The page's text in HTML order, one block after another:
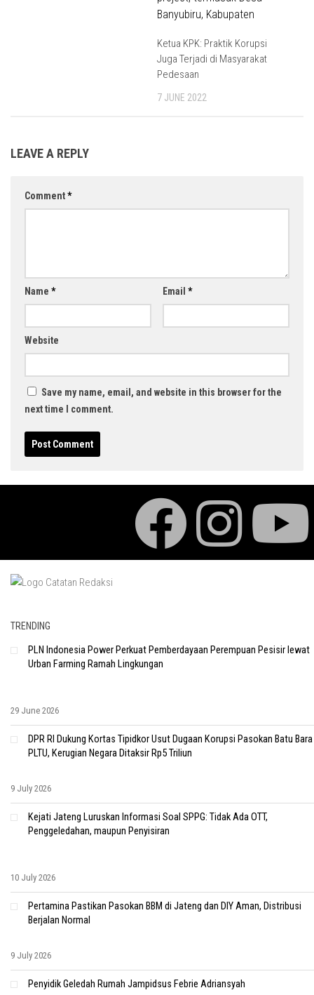
Ketua KPK: Praktik Korupsi
Juga Terjadi di Masyarakat
Pedesaan
7 JUNE 2022
LEAVE A REPLY
Comment*
Name * Email *
Website
Save my name, email, and website in this browser for the
next time I comment.
TRENDING
PLN Indonesia Power Perkuat Pemberdayaan Perempuan Pesisir lewat
Urban Farming Ramah Lingkungan
29 June 2026
DPR RI Dukung Kortas Tipidkor Usut Dugaan Korupsi Pasokan Batu Bara
PLTU, Kerugian Negara Ditaksir Rp5 Triliun
9 July 2026
Kejati Jateng Luruskan Informasi Soal SPPG: Tidak Ada OTT,
Penggeledahan, maupun Penyisiran
10 July 2026
Pertamina Pastikan Pasokan BBM di Jateng dan DIY Aman, Distribusi
Berjalan Normal
9 July 2026
Penyidik Geledah Rumah Jampidsus Febrie Adriansyah